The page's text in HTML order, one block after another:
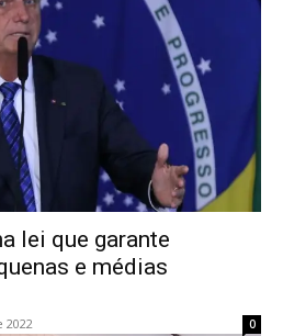
lei que garante
e médias
2022 0